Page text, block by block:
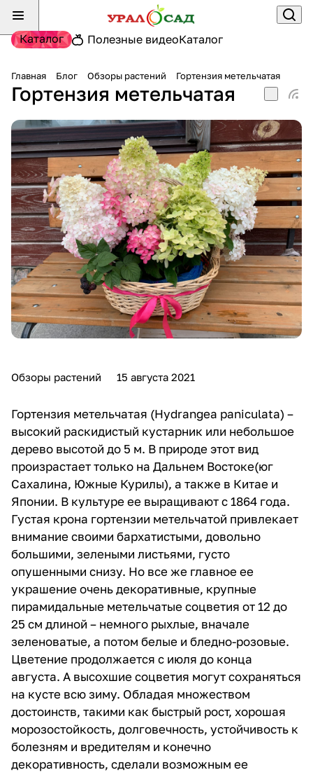
Каталог Полезные видеоКаталог
Главная Блог Обзоры растений Гортензия метельчатая
Гортензия метельчатая
Обзоры растений 15 августа 2021
Гортензия метельчатая (Hydrangea paniculata) –
высокий раскидистый кустарник или небольшое
дерево высотой до 5 м. В природе этот вид
произрастает только на Дальнем Востоке(юг
Сахалина, Южные Курилы), а также в Китае и
Японии. В культуре ее выращивают с 1864 года.
Густая крона гортензии метельчатой привлекает
внимание своими бархатистыми, довольно
большими, зелеными листьями, густо
опушенными снизу. Но все же главное ее
украшение очень декоративные, крупные
пирамидальные метельчатые соцветия от 12 до
25 см длиной – немного рыхлые, вначале
зеленоватые, а потом белые и бледно-розовые.
Цветение продолжается с июля до конца
августа. А высохшие соцветия могут сохраняться
на кусте всю зиму. Обладая множеством
достоинств, такими как быстрый рост, хорошая
морозостойкость, долговечность, устойчивость к
болезням и вредителям и конечно
декоративность, сделали возможным ее